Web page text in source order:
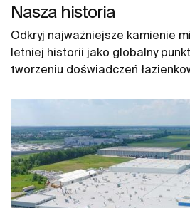
Nasza historia
Odkryj najważniejsze kamienie
letniej historii jako globalny
tworzeniu doświadczeń